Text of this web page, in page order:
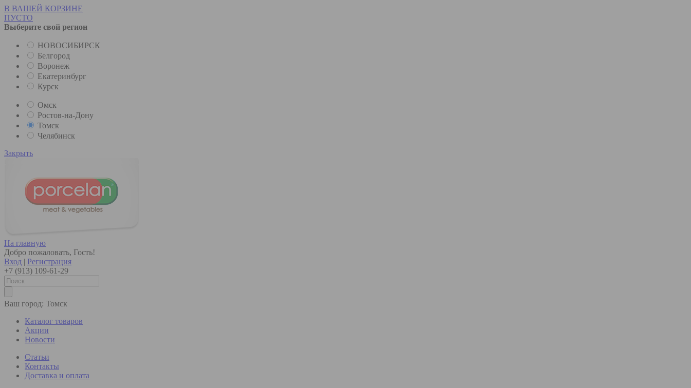
В ВАШЕЙ КОРЗИНЕ
ПУСТО
Выберите свой регион
НОВОСИБИРСК
Белгород
Воронеж
Екатеринбург
Курск
Омск
Ростов-на-Дону
Томск
Челябинск
Закрыть
На главную
Добро пожаловать, Гость!
Вход | Регистрация
+7 (913) 109-61-29
Ваш город: Томск
Каталог товаров
Акции
Новости
Статьи
Контакты
Доставка и оплата